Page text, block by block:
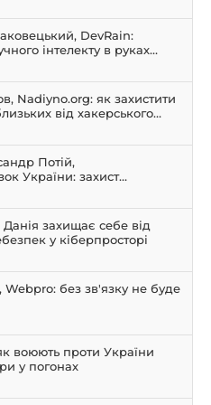
DevRain:
інтелекту в руках
Nadiyno.org: як захистити
від хакерського
кейси
Потій,
України: захист
України та Європи в
захищає себе від
у кіберпросторі
без зв'язку не буде
воюють проти України
у погонах